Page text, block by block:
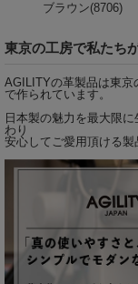
ブラウン(8706)
東京の工房で私たち
AGILITYの革製品は東京
で作られています。
日本製の魅力を最大限
わり
安心してご愛用頂ける製